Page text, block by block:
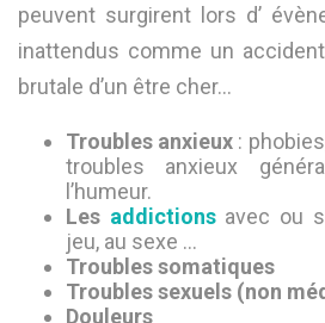
peuvent surgirent lors d’
inattendus comme un
brutale d’un être cher…
Troubles anxieux :
troubles anxieux
l’humeur.
Les addictionsavec ou
jeu, au sexe …
Troubles somatiques
Troubles sexuels (non
Douleurs